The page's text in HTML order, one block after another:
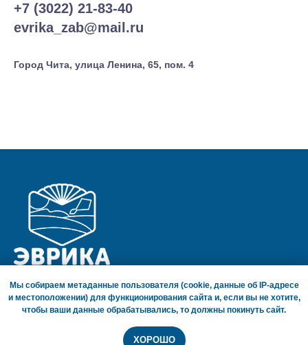
+7 (3022) 21-83-40
evrika_zab@mail.ru
Город Чита, улица Ленина, 65, пом. 4
ГЛАВНАЯ СТРАНИЦА
СОГЛАШЕНИЕ О ПОЛИТИКЕ КОНФИДЕНЦИАЛЬНОСТИ
Забайкальский край, г. Чита, ул. Ленина, 65, пом. 4
Мы собираем метаданные пользователя (cookie, данные об IP-адресе
и местоположении) для функционирования сайта и, если вы не хотите,
чтобы ваши данные обрабатывались, то должны покинуть сайт.
ХОРОШО